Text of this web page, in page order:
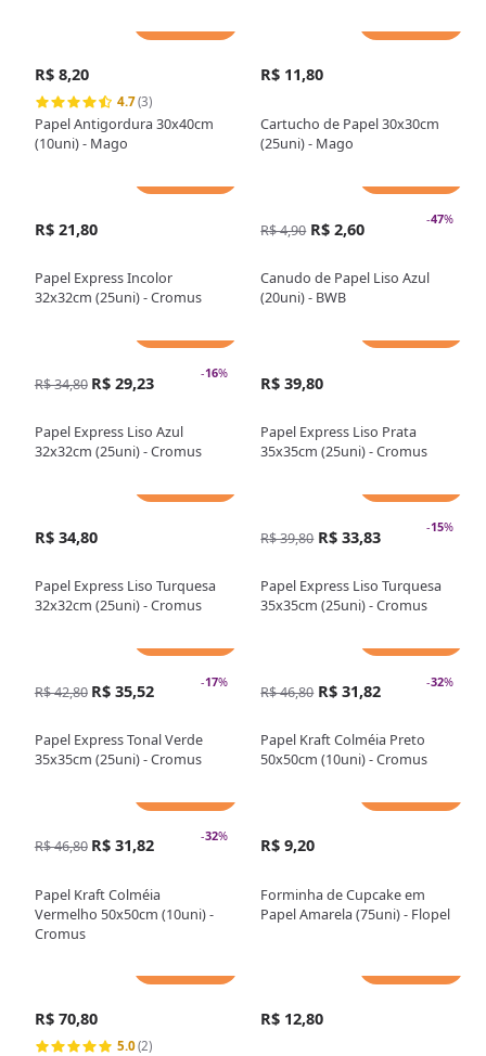
R$ 8,20
4.7(3)
Papel Antigordura 30x40cm
(10uni) - Mago
R$ 11,80
Cartucho de Papel 30x30cm
(25uni) - Mago
R$ 21,80
Papel Express Incolor
32x32cm (25uni) - Cromus
-47%
R$ 4,90 R$ 2,60
Canudo de Papel Liso Azul
(20uni) - BWB
-16%
R$ 34,80 R$ 29,23
Papel Express Liso Azul
32x32cm (25uni) - Cromus
R$ 39,80
Papel Express Liso Prata
35x35cm (25uni) - Cromus
R$ 34,80
Papel Express Liso Turquesa
32x32cm (25uni) - Cromus
-15%
R$ 39,80 R$ 33,83
Papel Express Liso Turquesa
35x35cm (25uni) - Cromus
-17%
R$ 42,80 R$ 35,52
Papel Express Tonal Verde
35x35cm (25uni) - Cromus
-32%
R$ 46,80 R$ 31,82
Papel Kraft Colméia Preto
50x50cm (10uni) - Cromus
-32%
R$ 46,80 R$ 31,82
Papel Kraft Colméia
Vermelho 50x50cm (10uni) -
Cromus
R$ 9,20
Forminha de Cupcake em
Papel Amarela (75uni) - Flopel
R$ 70,80
5.0(2)
R$ 12,80